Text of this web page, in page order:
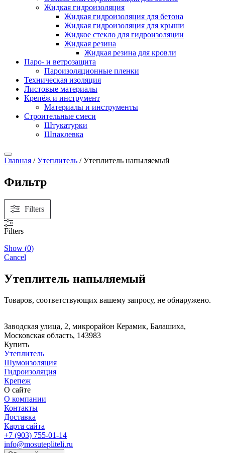
Жидкая гидроизоляция
Жидкая гидроизоляция для бетона
Жидкая гидроизоляция для крыши
Жидкое стекло для гидроизоляции
Жидкая резина
Жидкая резина для кровли
Паро- и ветрозащита
Пароизоляционные пленки
Техническая изоляция
Листовые материалы
Крепёж и инструмент
Материалы и инструменты
Строительные смеси
Штукатурки
Шпаклевка
Главная /Утеплитель / Утеплитель напыляемый
Фильтр
Filters
Filters
Show (0)
Cancel
Утеплитель напыляемый
Товаров, соответствующих вашему запросу, не обнаружено.
Заводская улица, 2, микрорайон Керамик, Балашиха,
Московская область, 143983
Купить
Утеплитель
Шумоизоляция
Гидроизоляция
Крепеж
О сайте
О компании
Контакты
Доставка
Карта сайта
+7 (903) 755-01-14
info@mosutepliteli.ru